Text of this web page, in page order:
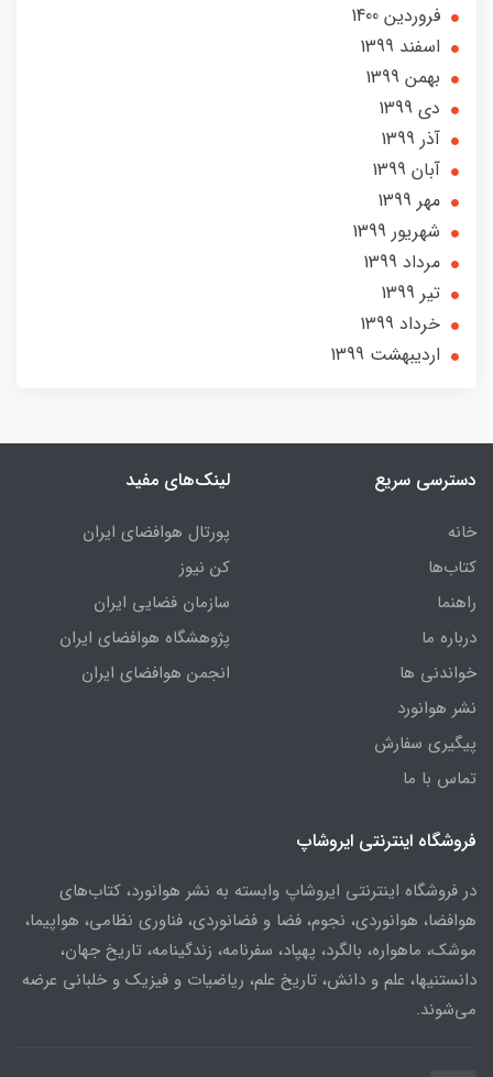
فروردین 1400
اسفند 1399
بهمن 1399
دی 1399
آذر 1399
آبان 1399
مهر 1399
شهریور 1399
مرداد 1399
تير 1399
خرداد 1399
ارديبهشت 1399
دسترسی سریع
خانه
کتاب‌ها
راهنما
درباره ما
خواندنی ها
نشر هوانورد
پیگیری سفارش
تماس با ما
لینک‌های مفید
پورتال هوافضای ایران
کن نیوز
سازمان فضایی ایران
پژوهشگاه هوافضای ایران
انجمن هوافضای ایران
فروشگاه اینترنتی ایروشاپ
در فروشگاه اینترنتی ایروشاپ وابسته به نشر هوانورد، کتاب‌های
هوافضا، هوانوردی، نجوم، فضا و فضانوردی، فناوری نظامی، هواپیما،
موشک، ماهواره، بالگرد، پهپاد، سفرنامه، زندگینامه، تاریخ جهان،
دانستنیها، علم و دانش، تاریخ علم، ریاضیات و فیزیک و خلبانی عرضه
می‌شوند.